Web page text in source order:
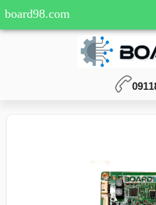
board98.com